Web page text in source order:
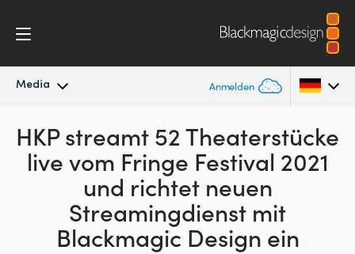
Media Anmelden
Neueste Nachrichten
Nachrichtenarchiv
Pressebilder
Argentina
Australia
Austria
Brazil
HKP streamt 52 Theaterstücke
livevom Fringe Festival 2021
und richtet neuen
Streamingdienst mit
Blackmagic Design ein